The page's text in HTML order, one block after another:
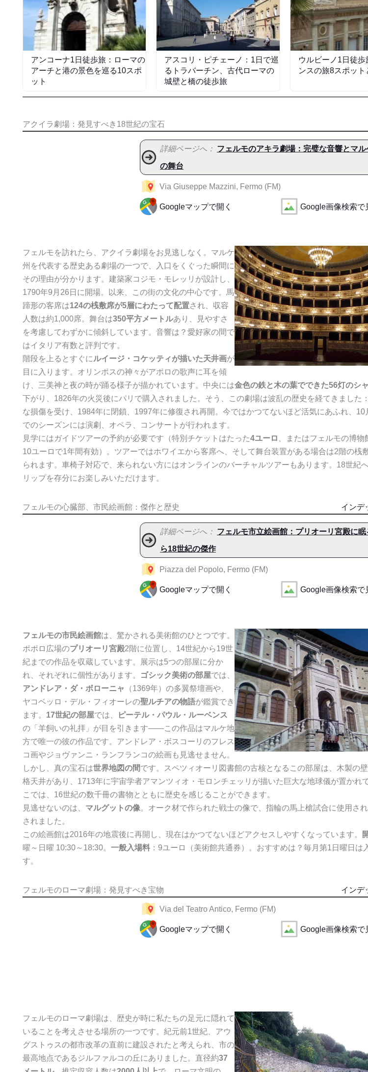
アンコーナ1日徒歩旅：ローマの
アーチと港の景色を巡る10スポ
ット
アスコリ・ピチェーノ：1日で巡
るトラバーチン、古代ローマの
城壁と橋の徒歩旅
ウルビーノ1日徒歩
ンスの旅8スポット
アクイラ劇場：発見すべき18世紀の宝石
詳細ページへ： フェルモのアキラ劇場：完璧な音響とマル
の舞台
Via Giuseppe Mazzini, Fermo (FM)
Googleマップで開く Google画像検索で
フェルモを訪れたら、アクイラ劇場をお見逃しなく。マルケ
州を代表する歴史ある劇場の一つで、入口をくぐった瞬間に
その理由が分かります。建築家コジモ・モレッリが設計し、
1790年9月26日に開場。以来、この街の文化の中心です。馬
蹄形の客席は124の桟敷席が5層にわたって配置され、収容
人数は約1,000席。舞台は350平方メートルあり、見やすさ
を考慮してわずかに傾斜しています。音響は？愛好家の間で
はイタリア有数と評判です。
階段を上るとすぐにルイージ・コケッティが描いた天井画が
目に入ります。オリンポスの神々がアポロの歌声に耳を傾
け、三美神と夜の時が踊る様子が描かれています。中央には金色の鉄と木の葉でできた56灯のシ
下がり、1826年の火災後にパリで購入されました。そう、この劇場は波乱の歴史を経てきました
な損傷を受け、1984年に閉鎖、1997年に修復され再開。今ではかつてないほど活気にあふれ、10
でのシーズンには演劇、オペラ、コンサートが行われます。
見学にはガイドツアーの予約が必要です（特別チケットはたった4ユーロ
、またはフェルモの博物
10ユーロで1年間有効）。ツアーではホワイエから客席へ、そして舞台装置がある場合は2階の桟
られます。車椅子対応で、来られない方にはオンラインのバーチャルツアーもあります。18世紀
リップを存分にお楽しみいただけます。
フェルモの心臓部、市民絵画館：傑作と歴史 インデ
詳細ページへ： フェルモ市立絵画館：プリオーリ宮殿に
ら18世紀の傑作
Piazza del Popolo, Fermo (FM)
Googleマップで開く Google画像検索で
フェルモの市民絵画館は、驚かされる美術館のひとつです。
ポポロ広場のプリオーリ宮殿2階に位置し、14世紀から19世
紀までの作品を収蔵しています。展示は5つの部屋に分か
れ、それぞれに個性があります。
ゴシック美術の部屋では、
アンドレア・ダ・ボローニャ
（1369年）の多翼祭壇画や、
ヤコベッロ・デル・フィオーレの聖ルチアの物語が鑑賞でき
ます。 17世紀の部屋では、
ピーテル・パウル・ルーベンス
の「羊飼いの礼拝」が目を引きます――この作品はマルケ地
方で唯一の彼の作品です。アンドレア・ボスコーリのフレス
コ画やジョヴァンニ・ランフランコの絵画も見逃せません。
しかし、真の宝石は世界地図の間です。スペツィオーリ図書館の古核となるこの部屋は、木製の壁
格天井があり、1713年に宇宙学者アマンツィオ・モロンチェッリが描いた巨大な地球儀が置かれ
こでは、16世紀の数千冊の書物とともに歴史を感じることができます。
見逃せないのは、 マルグットの像。オーク材で作られた戦士の像で、指輪の馬上槍試合に使用さ
されました。
この絵画館は2016年の地震後に再開し、現在はかつてないほどアクセスしやすくなっています。
曜～日曜 10:30～18:30。 一般入場料 ：9ユーロ（美術館共通券）。おすすめは？毎月第1日曜日は
す。
フェルモのローマ劇場：発見すべき宝物 インデ
Via del Teatro Antico, Fermo (FM)
Googleマップで開く Google画像検索で
フェルモのローマ劇場は、歴史が時に私たちの足元に隠れて
いることを考えさせる場所の一つです。紀元前1世紀、アウ
グストゥスの都市改革の直前に建設されたと考えられ、市の
最高地点であるジルファルコの丘にありました。直径約37